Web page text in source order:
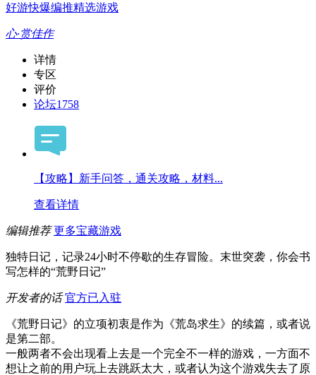
好游快爆编推精选游戏
心·赏佳作
详情
专区
评价
论坛1758
【攻略】新手问答，通关攻略，材料...
查看详情
编辑推荐 更多宝藏游戏
独特日记，记录24小时不停歇的生存冒险。末世突袭，你会书
写怎样的“荒野日记”
开发者的话 官方已入驻
《荒野日记》的立项初衷是作为《荒岛求生》的续篇，或者说
是第二部。
一般两者不会出现看上去是一个完全不一样的游戏，一方面不
想让之前的用户玩上去跳跃太大，或者认为这个游戏失去了原